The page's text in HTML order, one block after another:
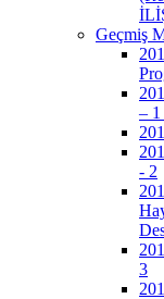
Geçmiş
– 1
- 2
3